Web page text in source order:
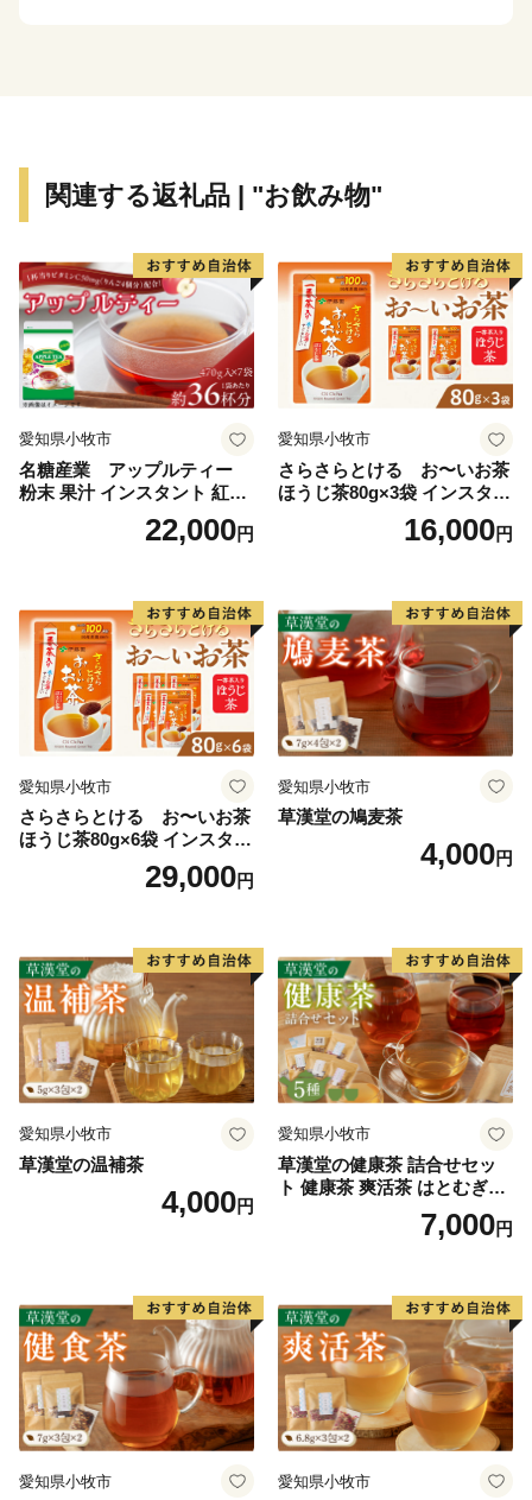
関連する返礼品 | "お飲み物"
愛知県小牧市
名糖産業 アップルティー
粉末 果汁 インスタント 紅茶
ティー ビタミンC 袋 ロング
セラー 粉末飲料 粉末茶 簡単
22,000円
愛知県小牧市
さらさらとける お〜いお茶
ほうじ茶80g×3袋 インスタン
トほうじ茶 粉末ほうじ茶 粉
末茶 おーいお茶 粉末緑茶
16,000円
愛知県小牧市
さらさらとける お〜いお茶
ほうじ茶80g×6袋 インスタン
トほうじ茶 粉末ほうじ茶 粉
末茶 おーいお茶 粉末緑茶
29,000円
愛知県小牧市
草漢堂の鳩麦茶
4,000円
愛知県小牧市
草漢堂の温補茶
4,000円
愛知県小牧市
草漢堂の健康茶 詰合せセッ
ト 健康茶 爽活茶 はとむぎ茶
温補茶 健食茶 和漢紅茶 お茶
7,000円
愛知県小牧市 愛知県小牧市